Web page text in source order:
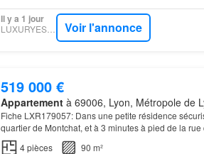
Il y a 1 jour
LUXURYESTATE Voir l'annonce
519 000 €
Appartementà 69006, Lyon, Métropole de
Fiche LXR179057: Dans une petite résidence
quartier de Montchat, et à 3 minutes à pied de la
NF Habitat, RE 2020, elle profite des meilleures
4pièces
90 m²